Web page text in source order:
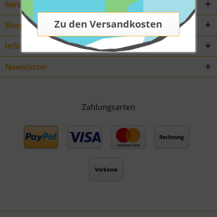
Service Hotline
Shop Service
Informationen
Newsletter
Zahlungsarten